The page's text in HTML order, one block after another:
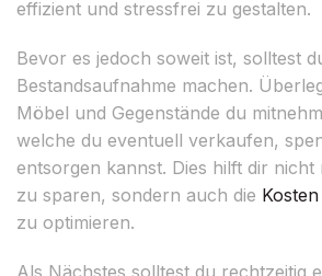
effizient und stressfrei zu gestalten.
Bevor es jedoch soweit ist, solltest
Bestandsaufnahme machen.
Möbel und Gegenstände du
welche du eventuell verkaufen,
entsorgen kannst. Dies hilft dir nicht
zu sparen, sondern auch die Kosten
zu optimieren.
Als Nächstes solltest du rechtzeitig